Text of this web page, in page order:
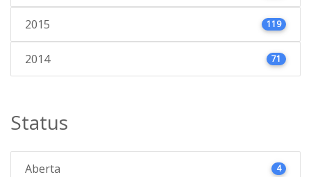
2015 119
2014 71
Status
Aberta 4